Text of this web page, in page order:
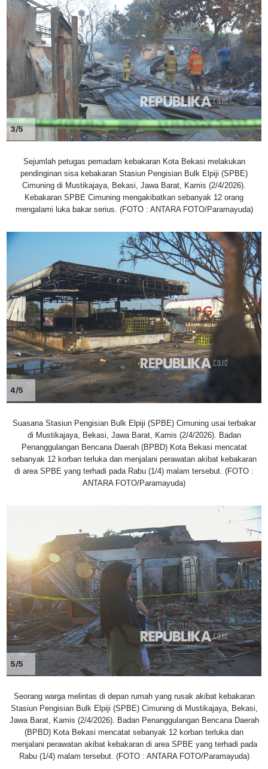
3/5
Sejumlah petugas pemadam kebakaran Kota Bekasi melakukan
pendinginan sisa kebakaran Stasiun Pengisian Bulk Elpiji (SPBE)
Cimuning di Mustikajaya, Bekasi, Jawa Barat, Kamis (2/4/2026).
Kebakaran SPBE Cimuning mengakibatkan sebanyak 12 orang
mengalami luka bakar serius. (FOTO : ANTARA FOTO/Paramayuda)
4/5
Suasana Stasiun Pengisian Bulk Elpiji (SPBE) Cimuning usai terbakar
di Mustikajaya, Bekasi, Jawa Barat, Kamis (2/4/2026). Badan
Penanggulangan Bencana Daerah (BPBD) Kota Bekasi mencatat
sebanyak 12 korban terluka dan menjalani perawatan akibat kebakaran
di area SPBE yang terhadi pada Rabu (1/4) malam tersebut. (FOTO :
ANTARA FOTO/Paramayuda)
5/5
Seorang warga melintas di depan rumah yang rusak akibat kebakaran
Stasiun Pengisian Bulk Elpiji (SPBE) Cimuning di Mustikajaya, Bekasi,
Jawa Barat, Kamis (2/4/2026). Badan Penanggulangan Bencana Daerah
(BPBD) Kota Bekasi mencatat sebanyak 12 korban terluka dan
menjalani perawatan akibat kebakaran di area SPBE yang terhadi pada
Rabu (1/4) malam tersebut. (FOTO : ANTARA FOTO/Paramayuda)